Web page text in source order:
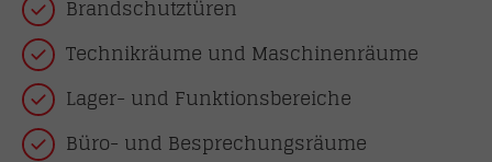
Brandschutztüren
Technikräume und Maschinenräume
Lager- und Funktionsbereiche
Büro- und Besprechungsräume